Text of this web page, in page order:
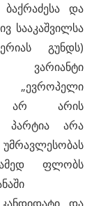
და
სააკაშვილსა
გუნდს)
ვარიანტი
არ არის
პარტია არა
ფლობს